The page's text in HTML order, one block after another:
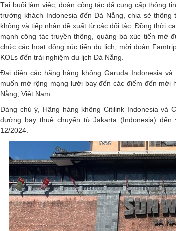
Tại buổi làm việc, đoàn công tác đã cung cấp thông
trường khách Indonesia đến Đà Nẵng, chia sẻ
không và tiếp nhận đề xuất từ các đối tác. Đồng thời
mạnh công tác truyền thông, quảng bá xúc tiến mở
chức các hoạt động xúc tiến du lịch, mời đoàn
KOLs đến trải nghiệm du lịch Đà Nẵng.
Đại diện các hãng hàng không Garuda Indonesia
muốn mở rộng mạng lưới bay đến các điểm đến
Nẵng, Việt Nam.
Đáng chú ý, Hãng hàng không Citilink Indonesia và
đường bay thuê chuyến từ Jakarta (Indonesia)
12/2024.